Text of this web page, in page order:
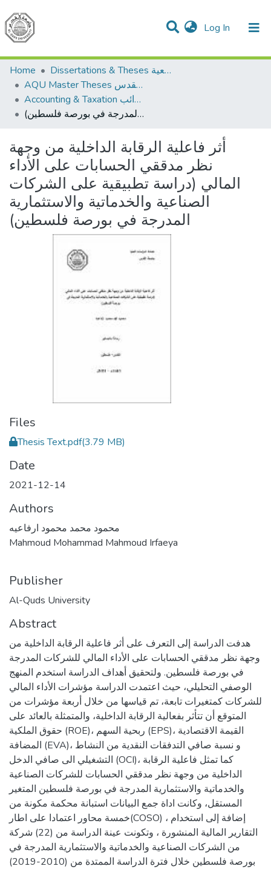
Log In (current)
Communities & Collections
All of DSpace
Home
Dissertations & Theses الرسائل الجامعية
AQU Master Theses الرسائل الجامعية الخاصة بجامعة القدس
Accounting & Taxation المحاسبة والضرائب
أثر فاعلية الرقابة الداخلية من وجهة نظر مدققي الحسابات على الأداء المالي (دراسة تطبيقية على الشركات الصناعية والخدماتية والاستثمارية المدرجة في بورصة فلسطين)
أثر فاعلية الرقابة الداخلية من وجهة
نظر مدققي الحسابات على الأداء
المالي (دراسة تطبيقية على الشركات
الصناعية والخدماتية والاستثمارية
المدرجة في بورصة فلسطين)
Files
Thesis Text.pdf(3.79 MB)
Date
2021-12-14
Authors
محمود محمد محمود ارفاعيه
Mahmoud Mohammad Mahmoud Irfaeya
Publisher
Al-Quds University
Abstract
هدفت الدراسة إلى التعرف على أثر فاعلية الرقابة الداخلية من
وجهة نظر مدققي الحسابات على الأداء المالي للشركات المدرجة
في بورصة فلسطين. ولتحقيق أهداف الدراسة استخدم المنهج
الوصفي التحليلي، حيث اعتمدت الدراسة مؤشرات الأداء المالي
للشركات كمتغيرات تابعة، تم قياسها من خلال أربعة مؤشرات من
المتوقع أن تتأثر بفعالية الرقابة الداخلية، والمتمثلة بالعائد على
حقوق الملكية (ROE)، ربحية السهم (EPS)، القيمة الاقتصادية
المضافة (EVA)، و نسبة صافي التدفقات النقدية من النشاط
التشغيلي الى صافي الدخل (OCI)، كما تمثل فاعلية الرقابة
الداخلية من وجهة نظر مدققي الحسابات للشركات الصناعية
والخدماتية والاستثمارية المدرجة في بورصة فلسطين المتغير
المستقل، وكانت اداة جمع البيانات استبانة محكمة مكونة من
خمسة محاور اعتمادا على اطار(COSO) ، إضافة إلى استخدام
التقارير المالية المنشورة ، وتكونت عينة الدراسة من (22) شركة
من الشركات الصناعية والخدماتية والاستثمارية المدرجة في
بورصة فلسطين خلال فترة الدراسة الممتدة من (2010-2019)